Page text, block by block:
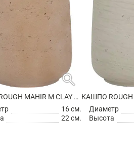
search
КАШПО ROUGH MAHIR M CLAY WASHED
16 см.
22 см.
Диаметр
Высота